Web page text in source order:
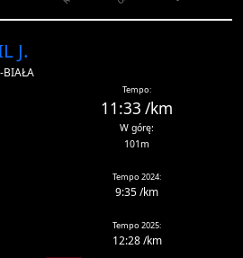
J.
BIAŁA
Tempo:
11:33 /km
W górę:
101m
Tempo 2024:
9:35 /km
Tempo 2025:
12:28 /km